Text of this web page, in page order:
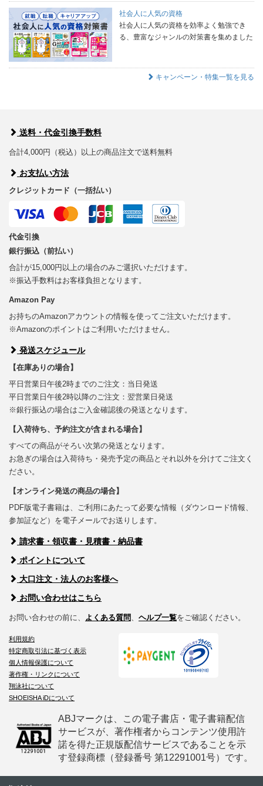
社会人に人気の資格
社会人に人気の資格を効率よく勉強でき
る、豊富なジャンルの対策書を集めました
キャンペーン・特集一覧を見る
送料・代金引換手数料
合計4,000円（税込）以上の商品注文で送料無料
お支払い方法
クレジットカード（一括払い）
代金引換
銀行振込（前払い）
合計が15,000円以上の場合のみご選択いただけます。
※振込手数料はお客様負担となります。
Amazon Pay
お持ちのAmazonアカウントの情報を使ってご注文いただけます。
※Amazonのポイントはご利用いただけません。
発送スケジュール
【在庫ありの場合】
平日営業日午後2時までのご注文：当日発送
平日営業日午後2時以降のご注文：翌営業日発送
※銀行振込の場合はご入金確認後の発送となります。
【入荷待ち、予約注文が含まれる場合】
すべての商品がそろい次第の発送となります。
お急ぎの場合は入荷待ち・発売予定の商品とそれ以外を分けてご注文く
ださい。
【オンライン発送の商品の場合】
PDF版電子書籍は、ご利用にあたって必要な情報（ダウンロード情報、
参加証など）を電子メールでお送りします。
請求書・領収書・見積書・納品書
ポイントについて
大口注文・法人のお客様へ
お問い合わせはこちら
お問い合わせの前に、 よくある質問、 ヘルプ一覧をご確認ください。
利用規約
特定商取引法に基づく表示
個人情報保護について
著作権・リンクについて
翔泳社について
SHOEISHA iDについて
ABJマークは、この電子書店・電子書籍配信
サービスが、著作権者からコンテンツ使用許
諾を得た正規版配信サービスであることを示
す登録商標（登録番号 第12291001号）です。